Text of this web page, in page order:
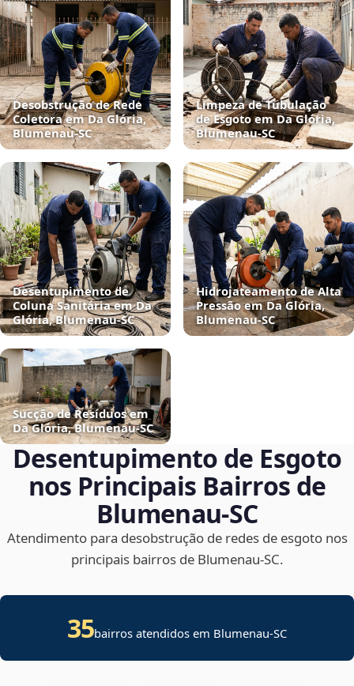
Desobstrução de Rede
Coletora em Da Glória,
Blumenau‑SC
Limpeza de Tubulação
de Esgoto em Da Glória,
Blumenau‑SC
Desentupimento de
Coluna Sanitária em Da
Glória, Blumenau‑SC
Hidrojateamento de Alta
Pressão em Da Glória,
Blumenau‑SC
Sucção de Resíduos em
Da Glória, Blumenau‑SC
Desentupimento de Esgoto
nos Principais Bairros de
Blumenau‑SC
Atendimento para desobstrução de redes de esgoto nos
principais bairros de Blumenau‑SC.
35bairros atendidos em Blumenau-SC